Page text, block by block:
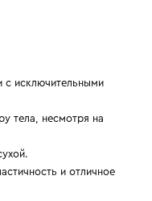
с исключительными
тела, несмотря на
и отличное